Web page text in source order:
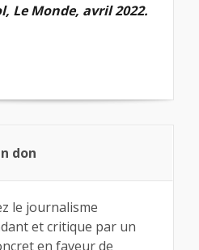
Le Monde, avril 2022.
don
le journalisme
et critique par un
en faveur de